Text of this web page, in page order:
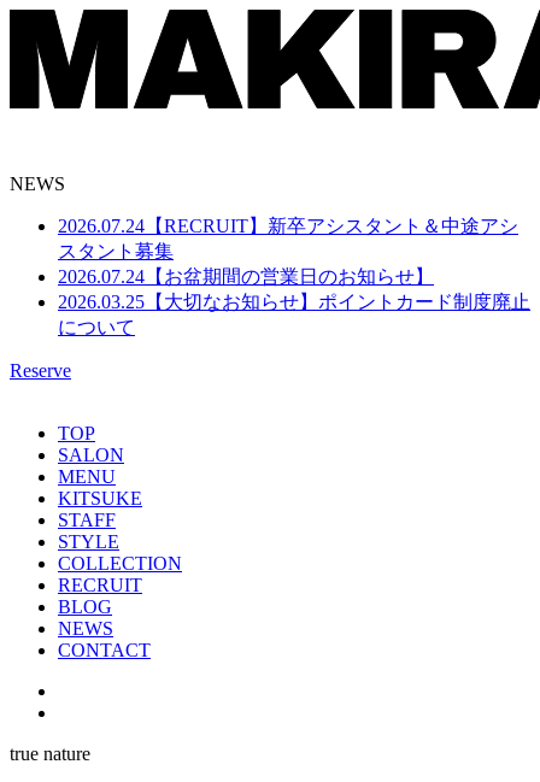
NEWS
2026.07.24 【RECRUIT】新卒アシスタント＆中途アシ
スタント募集
2026.07.24 【お盆期間の営業日のお知らせ】
2026.03.25 【大切なお知らせ】ポイントカード制度廃止
について
Reserve
TOP
SALON
MENU
KITSUKE
STAFF
STYLE
COLLECTION
RECRUIT
BLOG
NEWS
CONTACT
true nature